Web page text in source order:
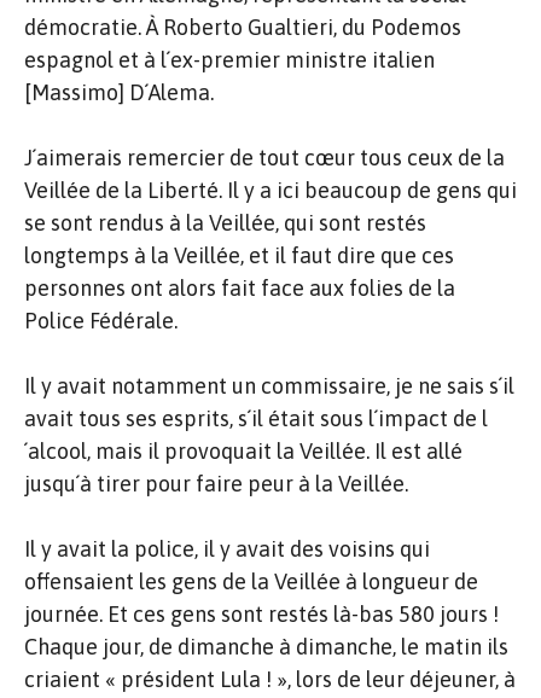
démocratie. À Roberto Gualtieri, du Podemos
espagnol et à l´ex-premier ministre italien
[Massimo] D´Alema.
J´aimerais remercier de tout cœur tous ceux de la
Veillée de la Liberté. Il y a ici beaucoup de gens qui
se sont rendus à la Veillée, qui sont restés
longtemps à la Veillée, et il faut dire que ces
personnes ont alors fait face aux folies de la
Police Fédérale.
Il y avait notamment un commissaire, je ne sais s´il
avait tous ses esprits, s´il était sous l´impact de l
´alcool, mais il provoquait la Veillée. Il est allé
jusqu´à tirer pour faire peur à la Veillée.
Il y avait la police, il y avait des voisins qui
offensaient les gens de la Veillée à longueur de
journée. Et ces gens sont restés là-bas 580 jours !
Chaque jour, de dimanche à dimanche, le matin ils
criaient « président Lula ! », lors de leur déjeuner, à